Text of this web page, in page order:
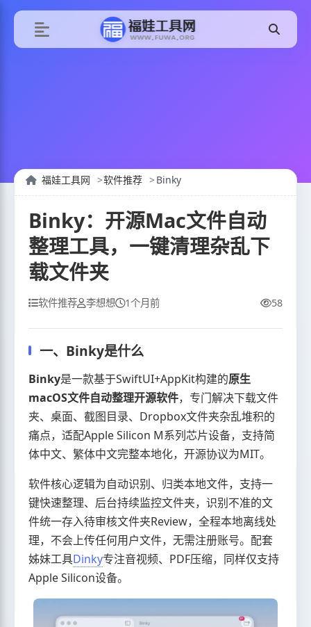
福娃工具网 软件推荐 Binky
Binky：开源Mac文件自动
整理工具，一键清理杂乱下
载文件夹
软件推荐 李想想 1个月前 58
一、Binky是什么
Binky是一款基于SwiftUI+AppKit构建的原生
macOS文件自动整理开源软件，专门解决下载文件
夹、桌面、截图目录、Dropbox文件夹杂乱堆积的
痛点，适配Apple Silicon M系列芯片设备，支持简
体中文、繁体中文完整本地化，开源协议为MIT。
软件核心逻辑为自动识别、归类本地文件，支持一
键快速整理、后台持续监控文件夹，识别不准的文
件统一存入待审核文件夹Review，全程本地离线处
理，不会上传任何用户文件，无需注册账号。配套
姊妹工具Dinky专注音视频、PDF压缩，同样仅支持
Apple Silicon设备。